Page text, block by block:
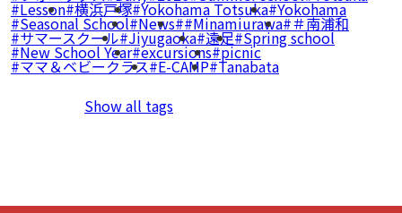
Lesson 横浜戸塚 Yokohama Totsuka Yokohama
Seasonal School News #Minamiurawa ＃南浦和
サマースクール Jiyugaoka 遠足 Spring school
New School Year excursions picnic
ママ＆ベビークラス E-CAMP Tanabata
Show all tags